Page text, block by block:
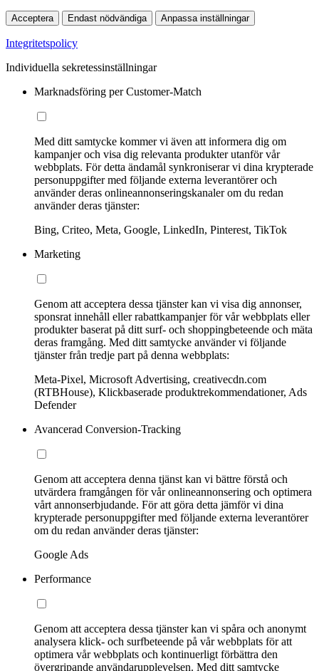
Acceptera Endast nödvändiga Anpassa inställningar
Integritetspolicy
Individuella sekretessinställningar
Marknadsföring per Customer-Match
Med ditt samtycke kommer vi även att informera dig om
kampanjer och visa dig relevanta produkter utanför vår
webbplats. För detta ändamål synkroniserar vi dina krypterade
personuppgifter med följande externa leverantörer och
använder deras onlineannonseringskanaler om du redan
använder deras tjänster:
Bing, Criteo, Meta, Google, LinkedIn, Pinterest, TikTok
Marketing
Genom att acceptera dessa tjänster kan vi visa dig annonser,
sponsrat innehåll eller rabattkampanjer för vår webbplats eller
produkter baserat på ditt surf- och shoppingbeteende och mäta
deras framgång. Med ditt samtycke använder vi följande
tjänster från tredje part på denna webbplats:
Meta-Pixel, Microsoft Advertising, creativecdn.com
(RTBHouse), Klickbaserade produktrekommendationer, Ads
Defender
Avancerad Conversion-Tracking
Genom att acceptera denna tjänst kan vi bättre förstå och
utvärdera framgången för vår onlineannonsering och optimera
vårt annonserbjudande. För att göra detta jämför vi dina
krypterade personuppgifter med följande externa leverantörer
om du redan använder deras tjänster:
Google Ads
Performance
Genom att acceptera dessa tjänster kan vi spåra och anonymt
analysera klick- och surfbeteende på vår webbplats för att
optimera vår webbplats och kontinuerligt förbättra den
övergripande användarupplevelsen. Med ditt samtycke